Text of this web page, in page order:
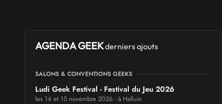
AGENDA GEEKderniers ajouts
SALONS & CONVENTIONS GEEKS
Ludi Geek Festival - Festival du Jeu 2026
les 14 et 15 novembre 2026 - à Halluin